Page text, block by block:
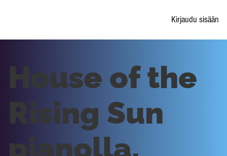
Kirjaudu sisään
House of the
Rising Sun
pianolla,